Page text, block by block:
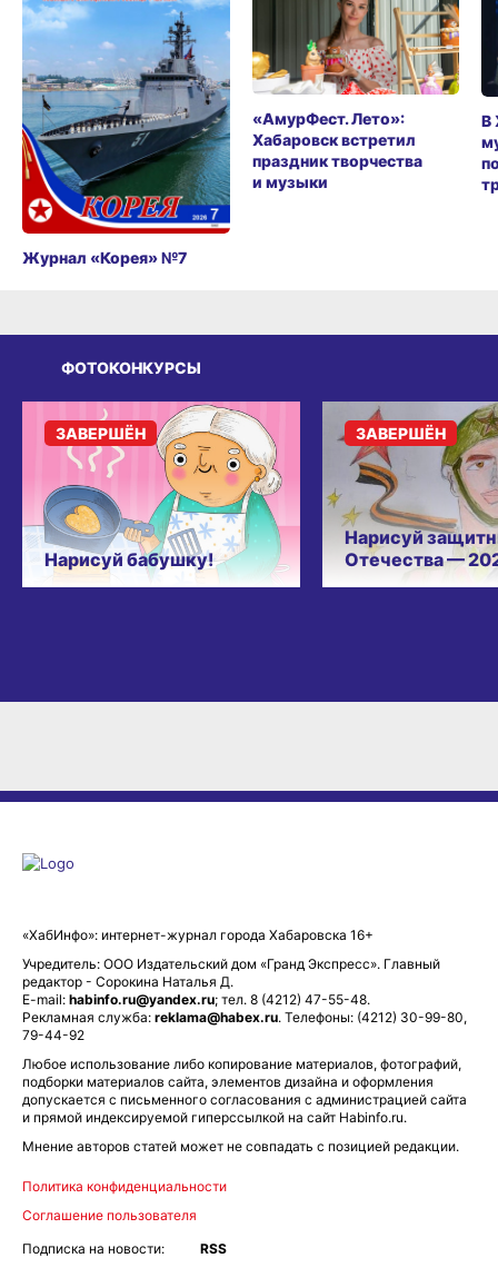
Журнал «Корея» №7
«АмурФест. Лето»:
Хабаровск встретил
праздник творчества
и музыки
В
ФОТОКОНКУРСЫ
Нарисуй бабушку!
ЗАВЕРШЁН
Нарисуй
Отечества —
ЗАВЕРШЁН
«ХабИнфо»: интернет-журнал города Хабаровска 16+
Учредитель: ООО Издательский дом «Гранд Экспресс». Главный
редактор - Сорокина Наталья Д.
E-mail: habinfo.ru@yandex.ru; тел. 8 (4212) 47-55-48.
Рекламная служба: reklama@habex.ru. Телефоны: (4212) 30-99-80,
79-44-92
Любое использование либо копирование материалов, фотографий,
подборки материалов сайта, элементов дизайна и оформления
допускается с письменного согласования с администрацией сайта
и прямой индексируемой гиперссылкой на сайт Habinfo.ru.
Мнение авторов статей может не совпадать с позицией редакции.
Политика конфиденциальности
Соглашение пользователя
Подписка на новости:
RSS